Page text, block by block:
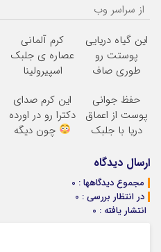
از سراسر وب
این گیاه دریایی
پوستت رو
طوری صاف
20سال جوون
شدی
کرم آلمانی
عصاره ی جلبک
اسپیرولینا
جوانی!!
حفظ جوانی
پوست از اعماق
دریا با جلبک
این کرم صدای
دکترا رو در اورده
چون دیگه
ارسال دیدگاه
مجموع دیدگاهها : 0
در انتظار بررسی : 0
انتشار یافته : 0